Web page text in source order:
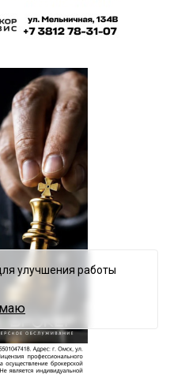
улучшения работы